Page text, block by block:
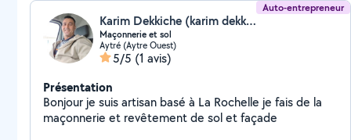
Auto-entrepreneur
Karim Dekkiche (karim dekkiche)
Maçonnerie et sol
Aytré (Aytre Ouest)
5/5 (1 avis)
Présentation
Bonjour je suis artisan basé à La Rochelle je fais de la
maçonnerie et revêtement de sol et façade